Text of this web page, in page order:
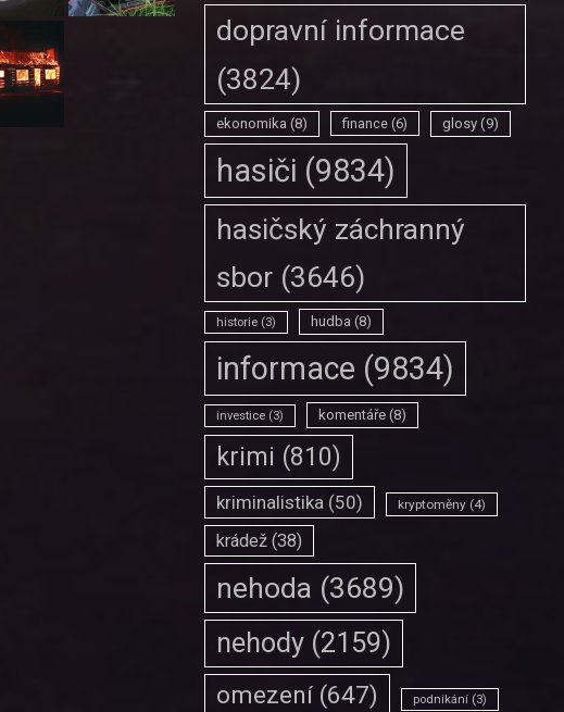
dopravní informace
(3824)
ekonomika (8) finance (6) glosy (9)
hasiči (9834)
hasičský záchranný
sbor (3646)
historie (3) hudba (8)
informace (9834)
investice (3) komentáře (8)
krimi (810)
kriminalistika (50) kryptoměny (4)
krádež (38)
nehoda (3689)
nehody (2159)
omezení (647) podnikání (3)